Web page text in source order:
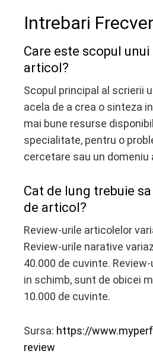
Intrebari
Care este scopul
articol?
Scopul principal al scrierii
acela de a crea o sinteza
mai bune resurse
specialitate, pentru o
cercetare sau un domeniu
Cat de lung trebuie
de articol?
Review-urile articolelor
Review-urile narative
40.000 de cuvinte.
in schimb, sunt de obicei
10.000 de cuvinte.
Sursa: https://
review